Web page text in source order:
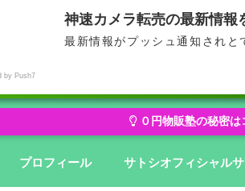
せどり・転売から物販にステ
無在庫から億を
０円物販塾の秘密は
プロフィール サトシオフィシャルサ
神速カメラ転売の最新情報
最新情報がプッシュ通知されと
by Push7